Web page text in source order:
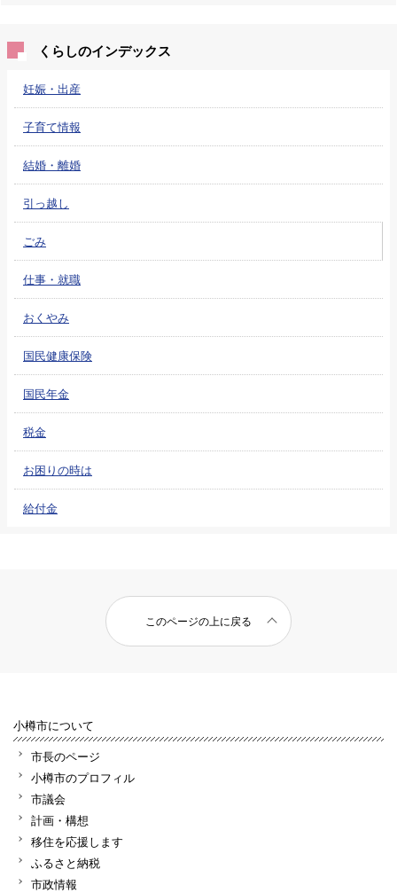
くらしのインデックス
妊娠・出産
子育て情報
結婚・離婚
引っ越し
ごみ
仕事・就職
おくやみ
国民健康保険
国民年金
税金
お困りの時は
給付金
このページの上に戻る
小樽市について
市長のページ
小樽市のプロフィル
市議会
計画・構想
移住を応援します
ふるさと納税
市政情報